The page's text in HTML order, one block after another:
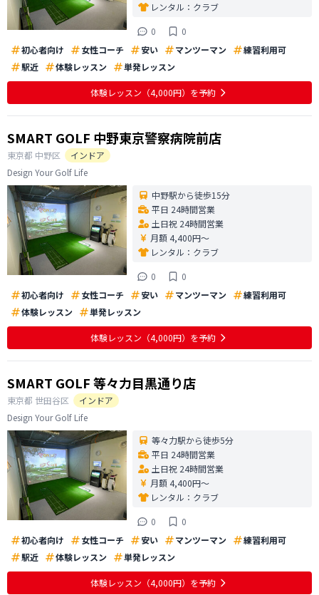
レンタル： クラブ
0
0
初心者向け
女性コーチ 安い マンツーマン
練習利用可
駅近
体験レッスン 単発レッスン
体験レッスン （4,000円） を予約
SMART GOLF 中野東京警察病院前店
東京都 中野区
インドア
Design Your Golf Life
中野駅から徒歩15分
平日 24時間営業
土日祝 24時間営業
月額 4,400円〜
レンタル： クラブ
0
0
初心者向け
女性コーチ 安い マンツーマン
練習利用可
体験レッスン
単発レッスン
体験レッスン （4,000円） を予約
SMART GOLF 等々力目黒通り店
東京都 世田谷区
インドア
Design Your Golf Life
等々力駅から徒歩5分
平日 24時間営業
土日祝 24時間営業
月額 4,400円〜
レンタル： クラブ
0
0
初心者向け
女性コーチ 安い マンツーマン
練習利用可
駅近
体験レッスン 単発レッスン
体験レッスン （4,000円） を予約